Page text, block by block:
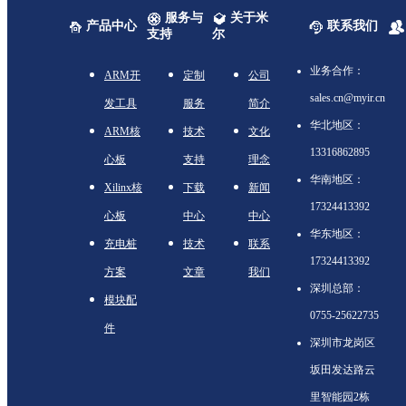
产品中心
服务与
支持
关于米
尔
联系我们
ARM开
发工具
ARM核
心板
Xilinx核
心板
充电桩
方案
模块配
件
定制
服务
技术
支持
下载
中心
技术
文章
公司
简介
文化
理念
新闻
中心
联系
我们
业务合作：
sales.cn@myir.cn
华北地区：
13316862895
华南地区：
17324413392
华东地区：
17324413392
深圳总部：
0755-25622735
深圳市龙岗区
坂田发达路云
里智能园2栋